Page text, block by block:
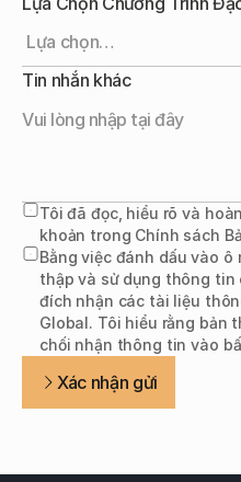
Tin nhắn khác
Tôi đã đọc, hiểu rõ và
khoản trong Chính sách
Bằng việc đánh dấu vào
thập và sử dụng thông tin
đích nhận các tài liệu
Global. Tôi hiểu rằng bản
chối nhận thông tin vào
Xác nhận gửi